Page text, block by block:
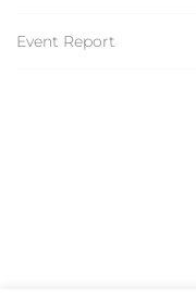
Event Report